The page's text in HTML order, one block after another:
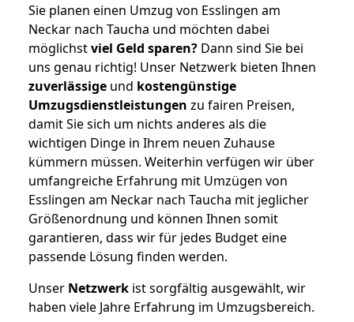
Sie planen einen Umzug von Esslingen am
Neckar nach Taucha und möchten dabei
möglichstviel Geld sparen? Dann sind Sie bei
uns genau richtig! Unser Netzwerk bieten Ihnen
zuverlässige und kostengünstige
Umzugsdienstleistungen zu fairen Preisen,
damit Sie sich um nichts anderes als die
wichtigen Dinge in Ihrem neuen Zuhause
kümmern müssen. Weiterhin verfügen wir über
umfangreiche Erfahrung mit Umzügen von
Esslingen am Neckar nach Taucha mit jeglicher
Größenordnung und können Ihnen somit
garantieren, dass wir für jedes Budget eine
passende Lösung finden werden.
Unser Netzwerk ist sorgfältig ausgewählt, wir
haben viele Jahre Erfahrung im Umzugsbereich.